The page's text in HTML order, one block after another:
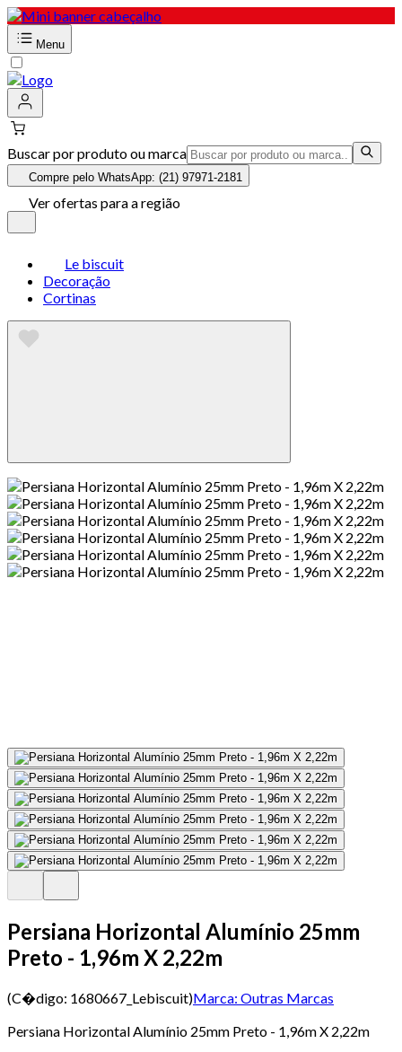
Menu
Buscar por produto ou marca
Compre pelo WhatsApp: (21) 97971-2181
Ver ofertas para a região
Le biscuit
Decoração
Cortinas
Persiana Horizontal Alumínio 25mm
Preto - 1,96m X 2,22m
(C�digo: 1680667_Lebiscuit)Marca: Outras Marcas
Persiana Horizontal Alumínio 25mm Preto - 1,96m X 2,22m